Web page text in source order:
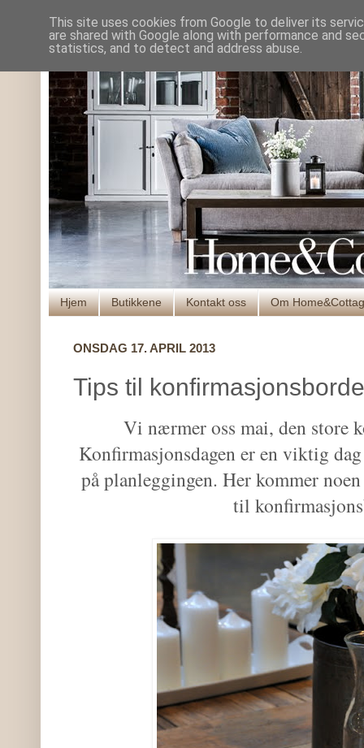
Hjem Butikkene Kontakt oss Om
ONSDAG 17. APRIL 2013
Tips til
Vi nærmer oss mai, den store
Konfirmasjonsdagen er en viktig
på planleggingen. Her kommer
til
This site uses cookies from Google to deliver its
are shared with Google along with performance and
statistics, and to detect and address abuse.